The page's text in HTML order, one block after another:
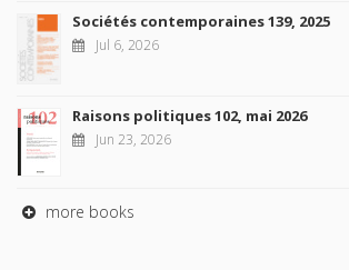
Sociétés contemporaines 139, 2025
Jul 6, 2026
Raisons politiques 102, mai 2026
Jun 23, 2026
more books